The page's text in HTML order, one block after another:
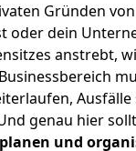
Gründen
oder dein
anstrebt,
genau hier
planen und